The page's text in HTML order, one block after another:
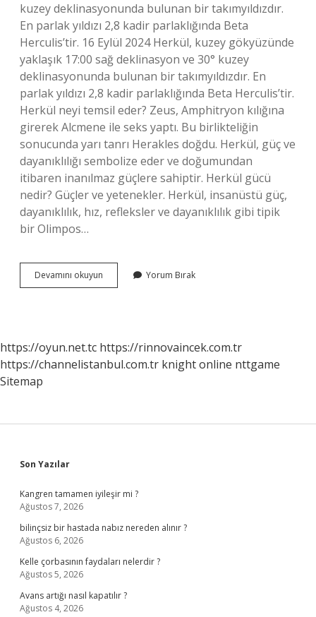
kuzey deklinasyonunda bulunan bir takımyıldızdır.
En parlak yıldızı 2,8 kadir parlaklığında Beta
Herculis’tir. 16 Eylül 2024 Herkül, kuzey gökyüzünde
yaklaşık 17:00 sağ deklinasyon ve 30° kuzey
deklinasyonunda bulunan bir takımyıldızdır. En
parlak yıldızı 2,8 kadir parlaklığında Beta Herculis’tir.
Herkül neyi temsil eder? Zeus, Amphitryon kılığına
girerek Alcmene ile seks yaptı. Bu birlikteliğin
sonucunda yarı tanrı Herakles doğdu. Herkül, güç ve
dayanıklılığı sembolize eder ve doğumundan
itibaren inanılmaz güçlere sahiptir. Herkül gücü
nedir? Güçler ve yetenekler. Herkül, insanüstü güç,
dayanıklılık, hız, refleksler ve dayanıklılık gibi tipik
bir Olimpos…
Devamını okuyun
Yıldız
Yorum Bırak
https://oyun.net.tc https://rinnovaincek.com.tr
https://channelistanbul.com.tr knight online nttgame
Sitemap
Sidebar
Son Yazılar
Kangren tamamen iyileşir mi ?
Ağustos 7, 2026
bilinçsiz bir hastada nabız nereden alınır ?
Ağustos 6, 2026
Kelle çorbasının faydaları nelerdir ?
Ağustos 5, 2026
Avans artığı nasıl kapatılır ?
Ağustos 4, 2026